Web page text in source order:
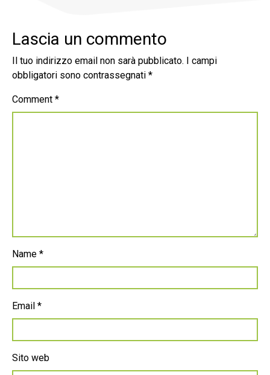
Lascia un commento
Il tuo indirizzo email non sarà pubblicato.
I campi
obbligatori sono contrassegnati *
Comment *
Name *
Email *
Sito web